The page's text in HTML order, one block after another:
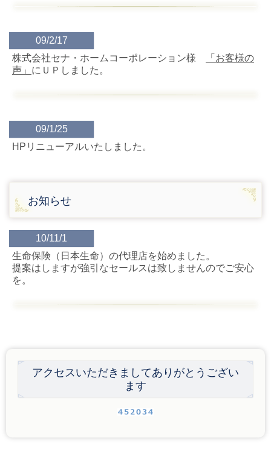
09/2/17
株式会社セナ・ホームコーポレーション様
「お客様の
声」 にＵＰしました。
09/1/25
HPリニューアルいたしました。
お知らせ
10/11/1
生命保険（日本生命）の代理店を始めました。
提案はしますが強引なセールスは致しませんのでご安心
を。
アクセスいただきましてありがとうござい
ます